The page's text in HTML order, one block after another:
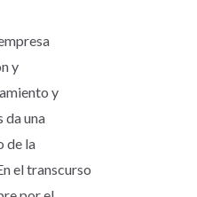
y
y
da una
de la
el transcurso